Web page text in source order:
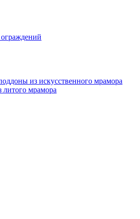
из искусственного мрамора
мрамора